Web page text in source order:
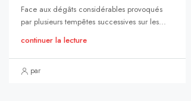
Face aux dégâts considérables provoqués
par plusieurs tempêtes successives sur les...
continuer la lecture
par